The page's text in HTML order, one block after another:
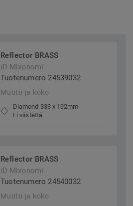
Reflector BRASS
iD Mixonomi
Tuotenumero 24539032
Muoto ja koko
Diamond 333 x 192mm
Ei viistettä
Reflector BRASS
iD Mixonomi
Tuotenumero 24540032
Muoto ja koko